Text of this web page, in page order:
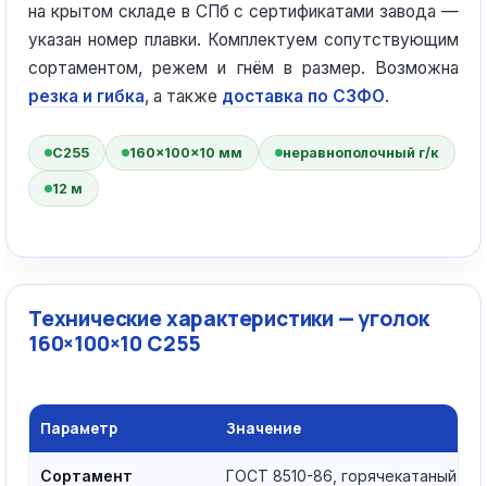
на крытом складе в СПб с сертификатами завода —
указан номер плавки. Комплектуем сопутствующим
сортаментом, режем и гнём в размер. Возможна
резка и гибка, а также доставка по СЗФО.
С255 160×100×10 мм неравнополочный г/к
12 м
Технические характеристики — уголок
160×100×10 С255
Параметр Значение
Сортамент ГОСТ 8510-86, горячекатаный